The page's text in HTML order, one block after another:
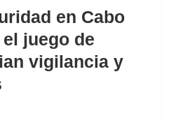
en Cabo
juego de
vigilancia y